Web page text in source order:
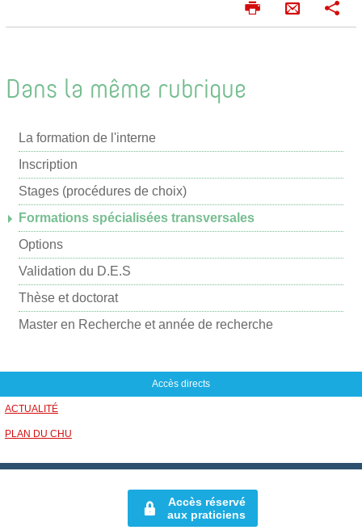
I
m
E
n
r
m
a
Dans la même rubrique
La formation de l'interne
Inscription
Stages (procédures de choix)
Formations spécialisées transversales
Options
Validation du D.E.S
Thèse et doctorat
Master en Recherche et année de recherche
Accès directs
ACTUALITÉ
PLAN DU CHU
Accès réservé
aux praticiens